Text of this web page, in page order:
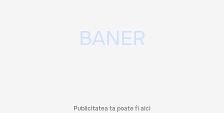
Publicitatea ta poate fi aici